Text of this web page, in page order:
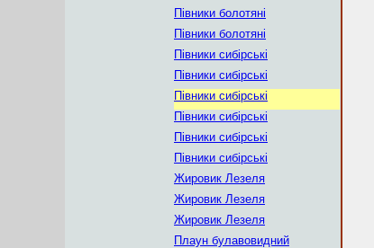
Півники болотяні
Півники болотяні
Півники сибірські
Півники сибірські
Півники сибірські
Півники сибірські
Півники сибірські
Півники сибірські
Жировик Лезеля
Жировик Лезеля
Жировик Лезеля
Плаун булавовидний